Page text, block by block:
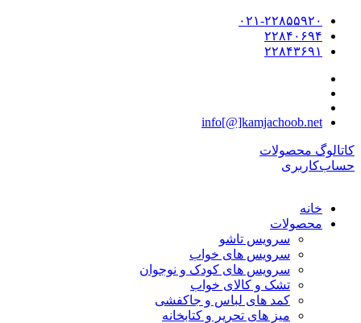
۰۲۱-۲۲۸۵۵۹۲۰
۲۲۸۴۰۶۹۴
۲۲۸۴۳۶۹۱
info[@]kamjachoob.net
کاتالوگ محصولات
حساب‌کاربری
خانه
محصولات
سرویس تاشو
سرویس های خواب
سرویس های کودک و نوجوان
تشک و کالای خواب
کمد های لباس و جاکفشی
میز های تحریر و کتابخانه